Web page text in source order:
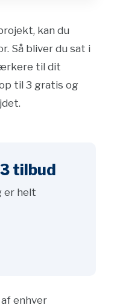
kan du
Så bliver du sat i
til dit
til 3 gratis og
tilbud
er helt
enhver